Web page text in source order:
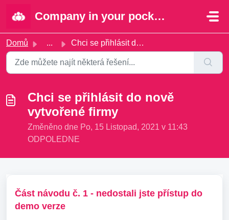
Company in your pocket | Portal
Domů ... Chci se přihlásit do nově vytvořené firmy
Chci se přihlásit do nově
vytvořené firmy
Změněno dne Po, 15 Listopad, 2021 v 11:43
ODPOLEDNE
Část návodu č. 1 - nedostali jste přístup do
demo verze